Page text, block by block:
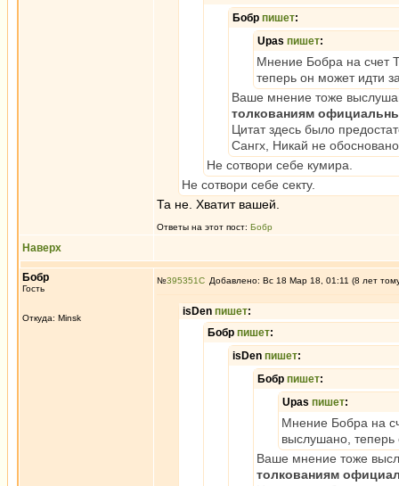
Бобр пишет:
Upas пишет:
Мнение Бобра на счет
теперь он может идти
Ваше мнение тоже
толкованиям
Цитат здесь было
Сангх, Никай не
Не сотвори себе кумира.
Не сотвори себе секту.
Та не. Хватит вашей.
Ответы на этот пост: Бобр
Наверх
Бобр
Гость
Откуда: Minsk
№395351 Добавлено: Вс 18 Мар 18, 01:11 (8 лет
isDen пишет:
Бобр пишет:
isDen пишет:
Бобр пишет:
Upas пишет:
Мнение Бобра на
выслушано,
Ваше мнение тоже
толкованиям